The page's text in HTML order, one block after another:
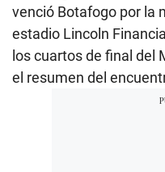
venció Botafogo por la
estadio Lincoln
los cuartos de final del
el resumen del